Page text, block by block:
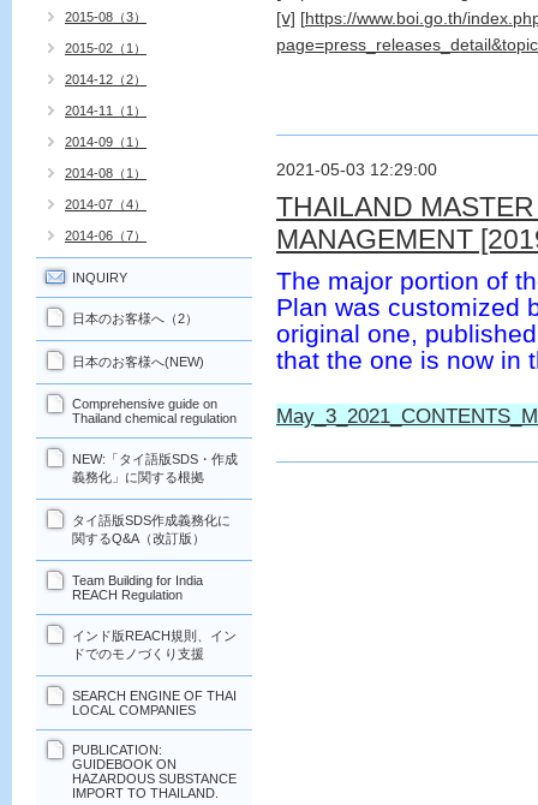
[ⅴ] [https://www.boi.go.th/
2021-05-03 12:29:00
THAILAND
MANAGEMENT
The major portion of
Plan was customized
original one,
that the one is now in
2015-08（3）
2015-02（1）
2014-12（2）
2014-11（1）
2014-09（1）
2014-08（1）
2014-07（4）
2014-06（7）
INQUIRY
日本のお客様へ（2）
日本のお客様へ(NEW)
Comprehensive guide on
Thailand chemical regulation
NEW:「タイ語版SDS・作成
義務化」に関する根拠
タイ語版SDS作成義務化に
関するQ&A（改訂版）
Team Building for India
REACH Regulation
インド版REACH規則、イン
ドでのモノづくり支援
SEARCH ENGINE OF THAI
LOCAL COMPANIES
PUBLICATION:
GUIDEBOOK ON
HAZARDOUS SUBSTANCE
IMPORT TO THAILAND.